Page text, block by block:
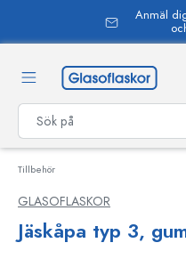
Anmäl
Tillbehör
GLASOFLASKOR
Jäskåpa typ 3,